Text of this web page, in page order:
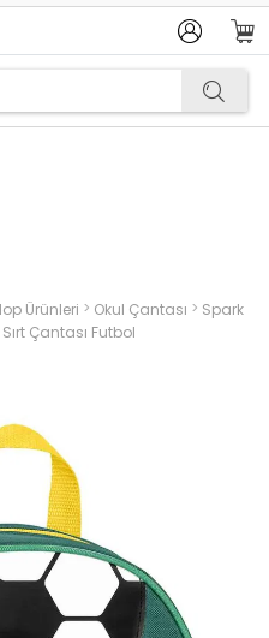
Ürünleri > Okul Çantası > Spark
Çantası Futbol
eklenmiştir.